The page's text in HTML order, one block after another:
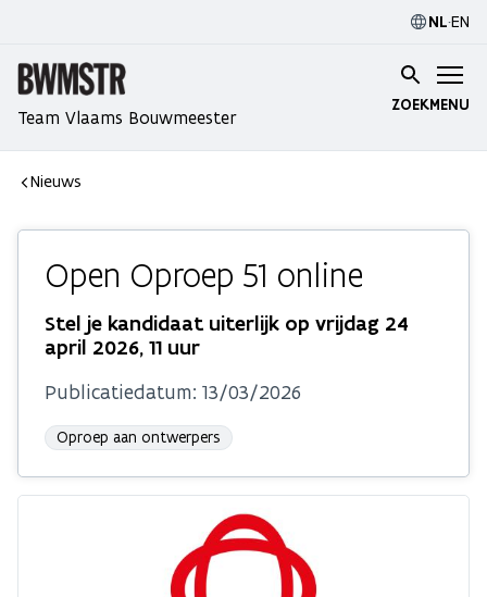
NL·EN
Team Vlaams Bouwmeester
ZOEKMENU
Nieuws
Open Oproep 51 online
Stel je kandidaat uiterlijk op vrijdag 24
april 2026, 11 uur
Publicatiedatum: 13/03/2026
Oproep aan ontwerpers